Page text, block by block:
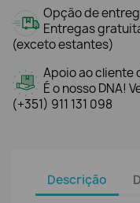
Opção de
Entregas
(exceto estantes)
Apoio ao cliente
É o nosso DNA!
(+351) 911 131 098
Descrição